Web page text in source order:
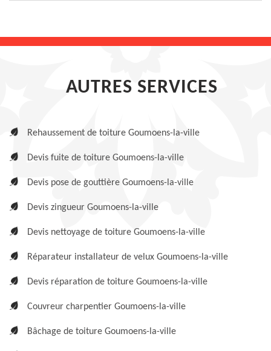
AUTRES SERVICES
Rehaussement de toiture Goumoens-la-ville
Devis fuite de toiture Goumoens-la-ville
Devis pose de gouttière Goumoens-la-ville
Devis zingueur Goumoens-la-ville
Devis nettoyage de toiture Goumoens-la-ville
Réparateur installateur de velux Goumoens-la-ville
Devis réparation de toiture Goumoens-la-ville
Couvreur charpentier Goumoens-la-ville
Bâchage de toiture Goumoens-la-ville